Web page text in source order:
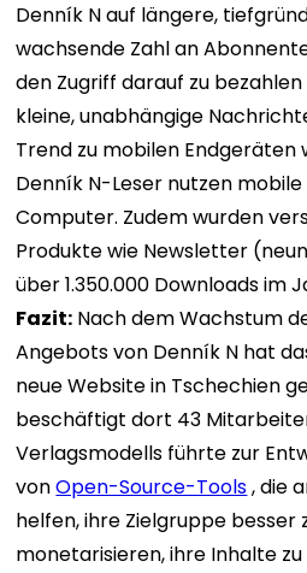
Denník N auf längere,
wachsende Zahl an
den Zugriff darauf zu
kleine, unabhängige
Trend zu mobilen
Denník N-Leser nutzen
Computer. Zudem wurden
Produkte wie Newsletter
über 1.350.000 Downloads im
Fazit: Nach dem Wachstum
Angebots von Denník N hat
neue Website in Tschechien
beschäftigt dort 43
Verlagsmodells führte zur
vonOpen-Source-Tools, die
helfen, ihre Zielgruppe besser
monetarisieren, ihre Inhalte